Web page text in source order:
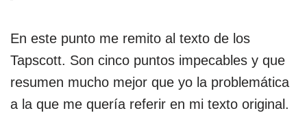
En este punto me remito al texto de los
Tapscott. Son cinco puntos impecables y que
resumen mucho mejor que yo la problemática
a la que me quería referir en mi texto original.